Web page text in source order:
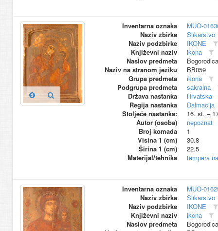
Inventarna oznaka
MUO-
Naziv zbirke
Slikarstvo
Naziv podzbirke
IKONE
Književni naziv
ikona
Naslov predmeta
Naziv na stranom jeziku
BB059
Grupa predmeta
ikona
Podgrupa predmeta
sakralna
Država nastanka
Hrvatska
Regija nastanka
Dalmacija
Stoljeće nastanka:
16. st. –
Autor (osoba)
nepoznat
Broj komada
1
Visina 1 (cm)
30.8
Širina 1 (cm)
22.5
Materijal/tehnika
tempera
Inventarna oznaka
MUO-
Naziv zbirke
Slikarstvo
Naziv podzbirke
IKONE
Književni naziv
ikona
Naslov predmeta